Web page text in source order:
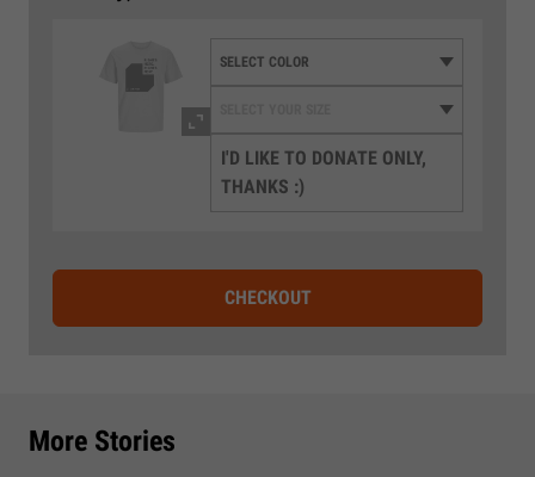
I'D LIKE TO DONATE ONLY,
THANKS :)
CHECKOUT
More Stories